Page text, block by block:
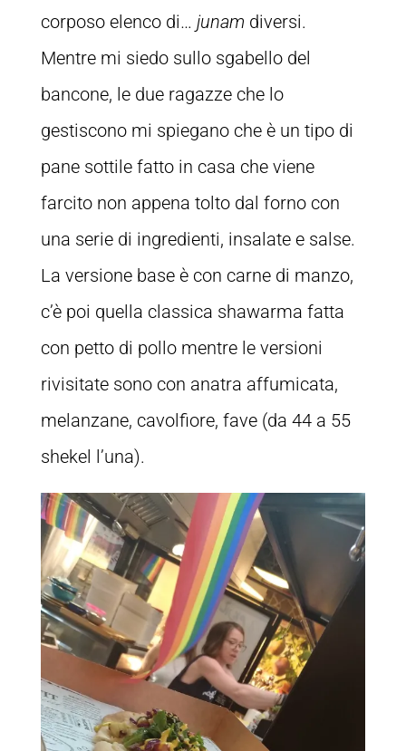
corposo elenco di… junam diversi.
Mentre mi siedo sullo sgabello del
bancone, le due ragazze che lo
gestiscono mi spiegano che è un tipo di
pane sottile fatto in casa che viene
farcito non appena tolto dal forno con
una serie di ingredienti, insalate e salse.
La versione base è con carne di manzo,
c’è poi quella classica shawarma fatta
con petto di pollo mentre le versioni
rivisitate sono con anatra affumicata,
melanzane, cavolfiore, fave (da 44 a 55
shekel l’una).